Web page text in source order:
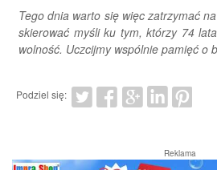
Tego dnia warto się więc zatrzymać
skierować myśli ku tym, którzy 74
wolność. Uczcijmy wspólnie pamięć o
Podziel się:
Reklama